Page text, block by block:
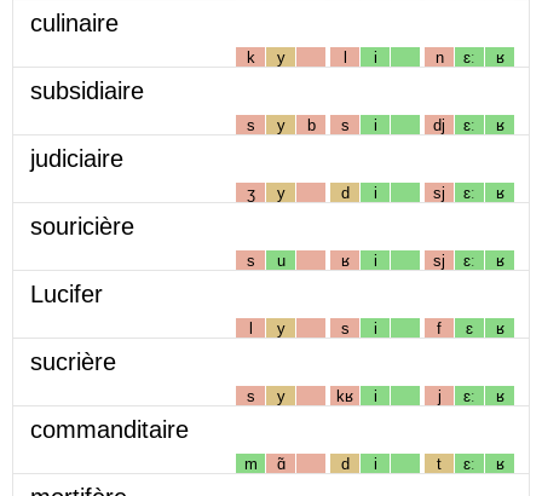
culinaire
k y l i n ɛː ʁ
subsidiaire
s y b s i dj ɛː ʁ
judiciaire
ʒ y d i sj ɛː ʁ
souricière
s u ʁ i sj ɛː ʁ
Lucifer
l y s i f ɛ ʁ
sucrière
s y kʁ i j ɛː ʁ
commanditaire
m ɑ̃ d i t ɛː ʁ